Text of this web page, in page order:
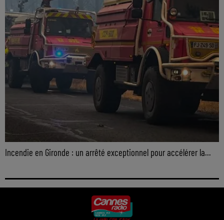
Incendie en Gironde : un arrêté exceptionnel pour accélérer la...